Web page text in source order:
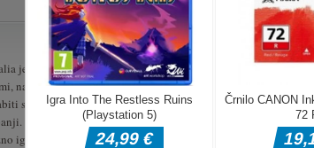
je zanimiva strateška igra s
naučiti se morate pravila te igre in
svoje možgane za zmago v
Če želite dobro odigrati to
igro, morate zbrati več kart in se